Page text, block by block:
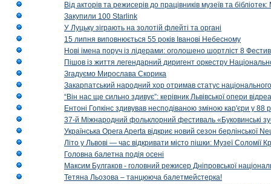
Від акторів та режисерів до працівників музеїв та
Закупили 100 Starlink
У Луцьку зіграють на золотій флейті та органі
15 липня виповнюється 55 років Іванові Небесному
Нові імена поруч із лідерами: оголошено шортліст 8
Пішов із життя легендарний диригент оркестру
Згадуємо Мирослава Скорика
Закарпатський народний хор отримав статус національного
“Він нас ще сильно здивує”: керівник Львівської опери
Ентоні Гопкінс здивував несподіваною зміною кар'єри у 88
37-й Міжнародний фольклорний фестиваль «Буковинські
Українська Opera Aperta відкриє новий сезон берлінської
Літо у Львові — час відкривати місто пішки: Музеї Соломії
Головна балетна подія осені
Максим Булгаков - головний режисер Дніпровської
Тетяна Льозова – танцююча балетмейстерка!